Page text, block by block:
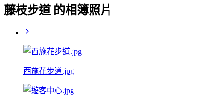
藤枝步道 的相簿照片
西施花步道.jpg